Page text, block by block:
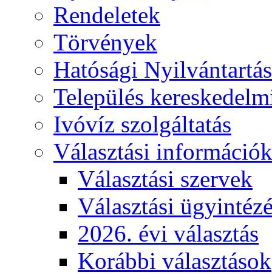
Rendeletek
Törvények
Hatósági
Település
Ivóvíz szolgáltatás
Választási információk
Választási szervek
Választási
2026. évi választás
Korábbi választások